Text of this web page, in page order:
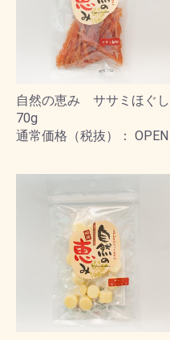
自然の恵み ササミほぐし
70g
通常価格（税抜）： OPEN